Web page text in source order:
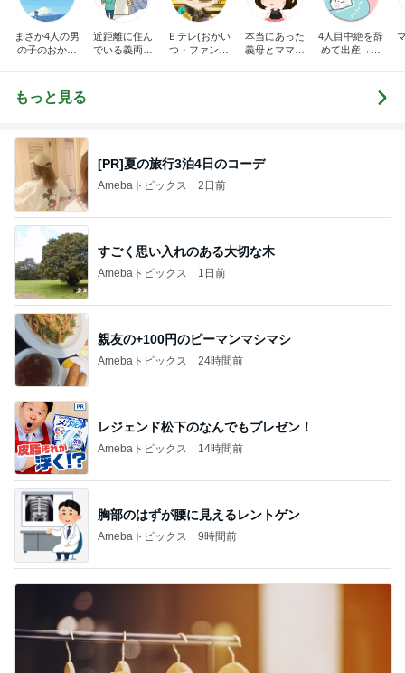
まさか4人の男
の子のおかあ
近距離に住ん
でいる義両親
Ｅテレ(おかい
つ・ファンタ
本当にあった
義母とママ友
4人目中絶を辞
めて出産→パ
もっと見る
[PR]夏の旅行3泊4日のコーデ
Amebaトピックス 2日前
すごく思い入れのある大切な木
Amebaトピックス 1日前
親友の+100円のピーマンマシマシ
Amebaトピックス 24時間前
レジェンド松下のなんでもプレゼン！
Amebaトピックス 14時間前
胸部のはずが腰に見えるレントゲン
Amebaトピックス 9時間前